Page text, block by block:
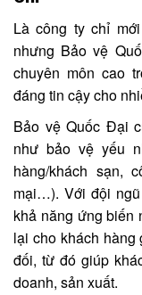
Là công ty chỉ
nhưng Bảo vệ
chuyên môn cao
đáng tin cậy cho
Bảo vệ Quốc Đại
như bảo vệ yếu
hàng/khách sạn,
mại…). Với đội
khả năng ứng biến
lại cho khách hàng
đối, từ đó giúp
doanh, sản xuất.